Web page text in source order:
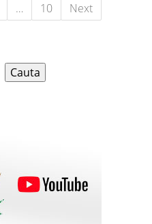
… 10 Next
Cauta